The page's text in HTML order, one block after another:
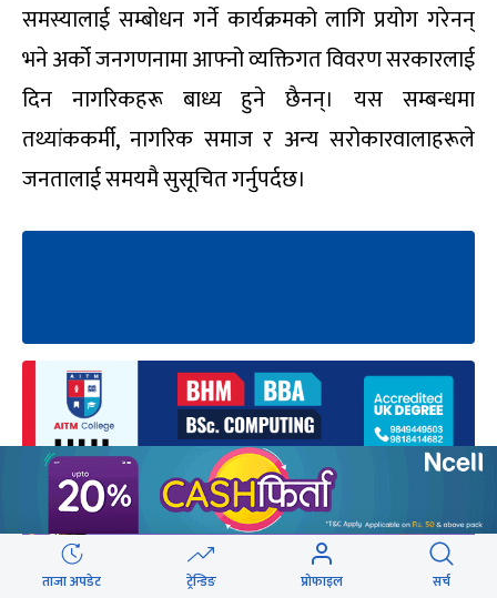
समस्यालाई सम्बोधन गर्ने कार्यक्रमको लागि प्रयोग गरेनन्
भने अर्को जनगणनामा आफ्नो व्यक्तिगत विवरण सरकारलाई
दिन नागरिकहरू बाध्य हुने छैनन्। यस सम्बन्धमा
तथ्यांककर्मी, नागरिक समाज र अन्य सरोकारवालाहरूले
जनतालाई समयमै सुसूचित गर्नुपर्दछ।
ताजा अपडेट ट्रेन्डिङ प्रोफाइल सर्च